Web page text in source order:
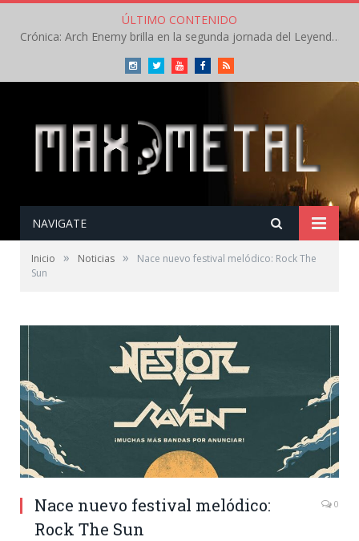
ÚLTIMO CONTENIDO
Crónica: Arch Enemy brilla en la segunda jornada del Leyendas del Rock – Jueves – Agosto 2026
InstagramTwitterYoutubeFacebookRSS
NAVIGATE
Inicio » Noticias »
Nace nuevo festival melódico: Rock The
Sun
Nace nuevo festival melódico:
Rock The Sun
0